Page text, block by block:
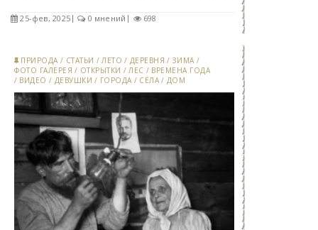
25-фев, 2025 0 мнений 698
ПРИРОДА / СТАТЬИ /ЛЕТО / ДЕРЕВНЯ / ЗИМА /
ФОТО ГАЛЕРЕЯ / ОТКРЫТКИ /ЛЕС / ВРЕМЕНА ГОДА
/ ВИДЕО / ДЕВУШКИ / ГОРОДА / СЁЛА / ДОМ